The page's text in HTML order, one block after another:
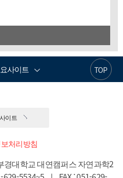
TOP
사이트
이트
처리방침
경대학교 대연캠퍼스 자연과학2